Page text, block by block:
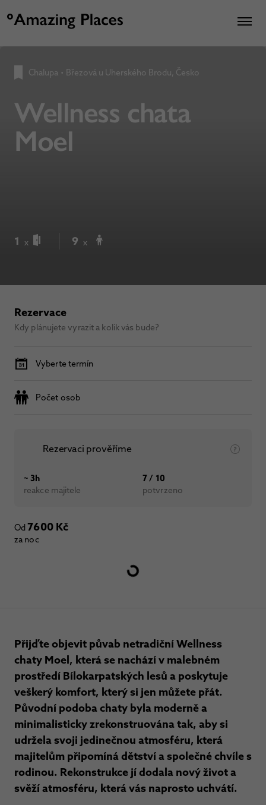
Chalupa • Březová u Uherského Brodu, Česko
Wellness chata
Moel
1 x 9 x
Rezervace
Kdy plánujete vyrazit a kolik vás bude?
Vyberte termín
Počet osob
Rezervaci prověříme
~ 3h
reakce majitele
7 / 10
potvrzeno
Od7600 Kč
za noc
Přijďte objevit půvab netradiční Wellness
chaty Moel, která se nachází v malebném
prostředí Bílokarpatských lesů a poskytuje
veškerý komfort, který si jen můžete přát.
Původní podoba chaty byla moderně a
minimalisticky zrekonstruována tak, aby si
udržela svoji jedinečnou atmosféru, která
majitelům připomíná dětství a společné chvíle s
rodinou. Rekonstrukce jí dodala nový život a
svěží atmosféru, která vás naprosto uchvátí.